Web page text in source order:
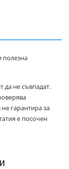
полезна
да не съвпадат.
гарантира за
е посочен